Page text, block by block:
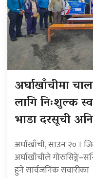
अर्घाखाँचीमा
लागि निःशुल्क
भाडा दरसूची
अर्घाखाँची, साउन २० ।
अर्घाखाँचीले
हुने सार्वजनिक सवारीका